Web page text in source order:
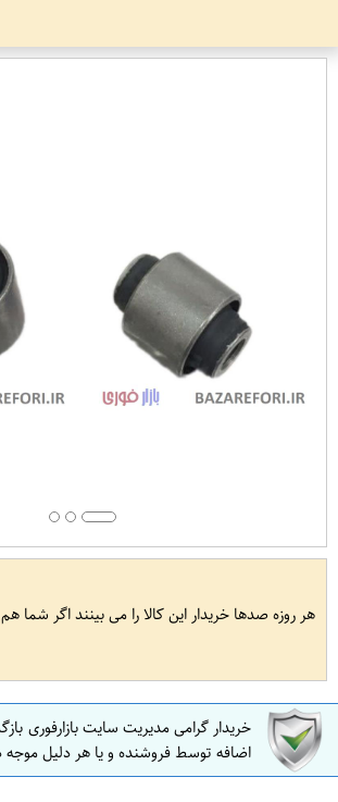
هر روزه صدها خریدار این کالا را می بینند اگر شما
خریدار گرامی مدیریت سایت بازارفوری
اضافه توسط فروشنده و یا هر دلیل